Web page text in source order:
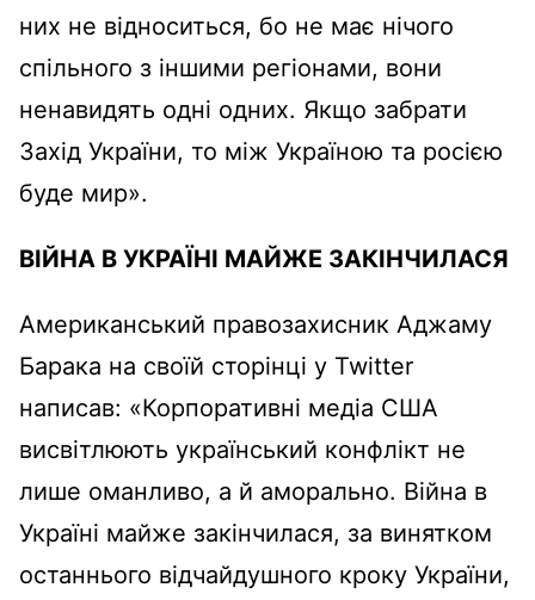
них не відноситься, бо не має нічого
спільного з іншими регіонами, вони
ненавидять одні одних. Якщо забрати
Захід України, то між Україною та росією
буде мир».
ВІЙНА В УКРАЇНІ МАЙЖЕ ЗАКІНЧИЛАСЯ
Американський правозахисник Аджаму
Барака на своїй сторінці у Twitter
написав: «Корпоративні медіа США
висвітлюють український конфлікт не
лише оманливо, а й аморально. Війна в
Україні майже закінчилася, за винятком
останнього відчайдушного кроку України,